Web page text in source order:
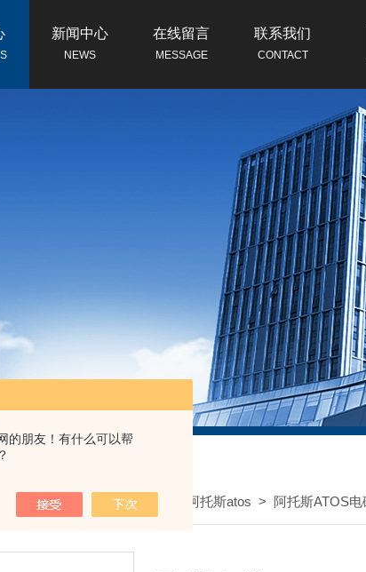
的朋友！有什么可以帮
新闻中心
NEWS
在线留言
MESSAGE
联系我们
CONTACT
首页> 产品中心> 意大利阿托斯atos > 阿托斯ATOS电